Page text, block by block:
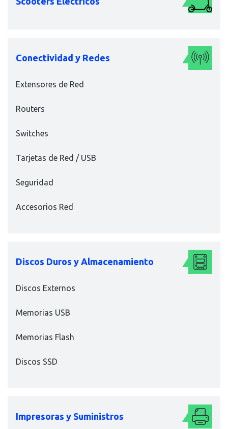
Conectividad y Redes
Extensores de Red
Routers
Switches
Tarjetas de Red / USB
Seguridad
Accesorios Red
Discos Duros y Almacenamiento
Discos Externos
Memorias USB
Memorias Flash
Discos SSD
Impresoras y Suministros